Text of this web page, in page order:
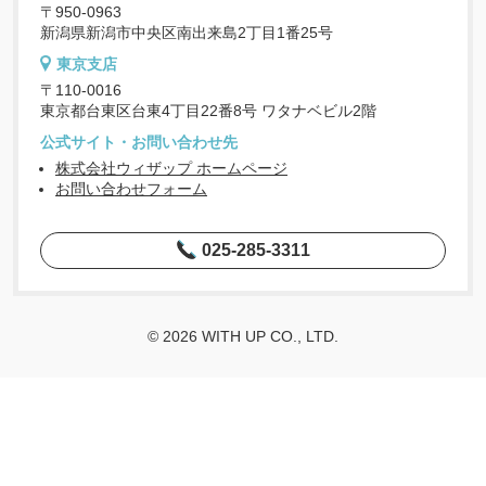
〒950-0963
新潟県新潟市中央区南出来島2丁目1番25号
東京支店
〒110-0016
東京都台東区台東4丁目22番8号 ワタナベビル2階
公式サイト・お問い合わせ先
株式会社ウィザップ ホームページ
お問い合わせフォーム
025-285-3311
© 2026 WITH UP CO., LTD.